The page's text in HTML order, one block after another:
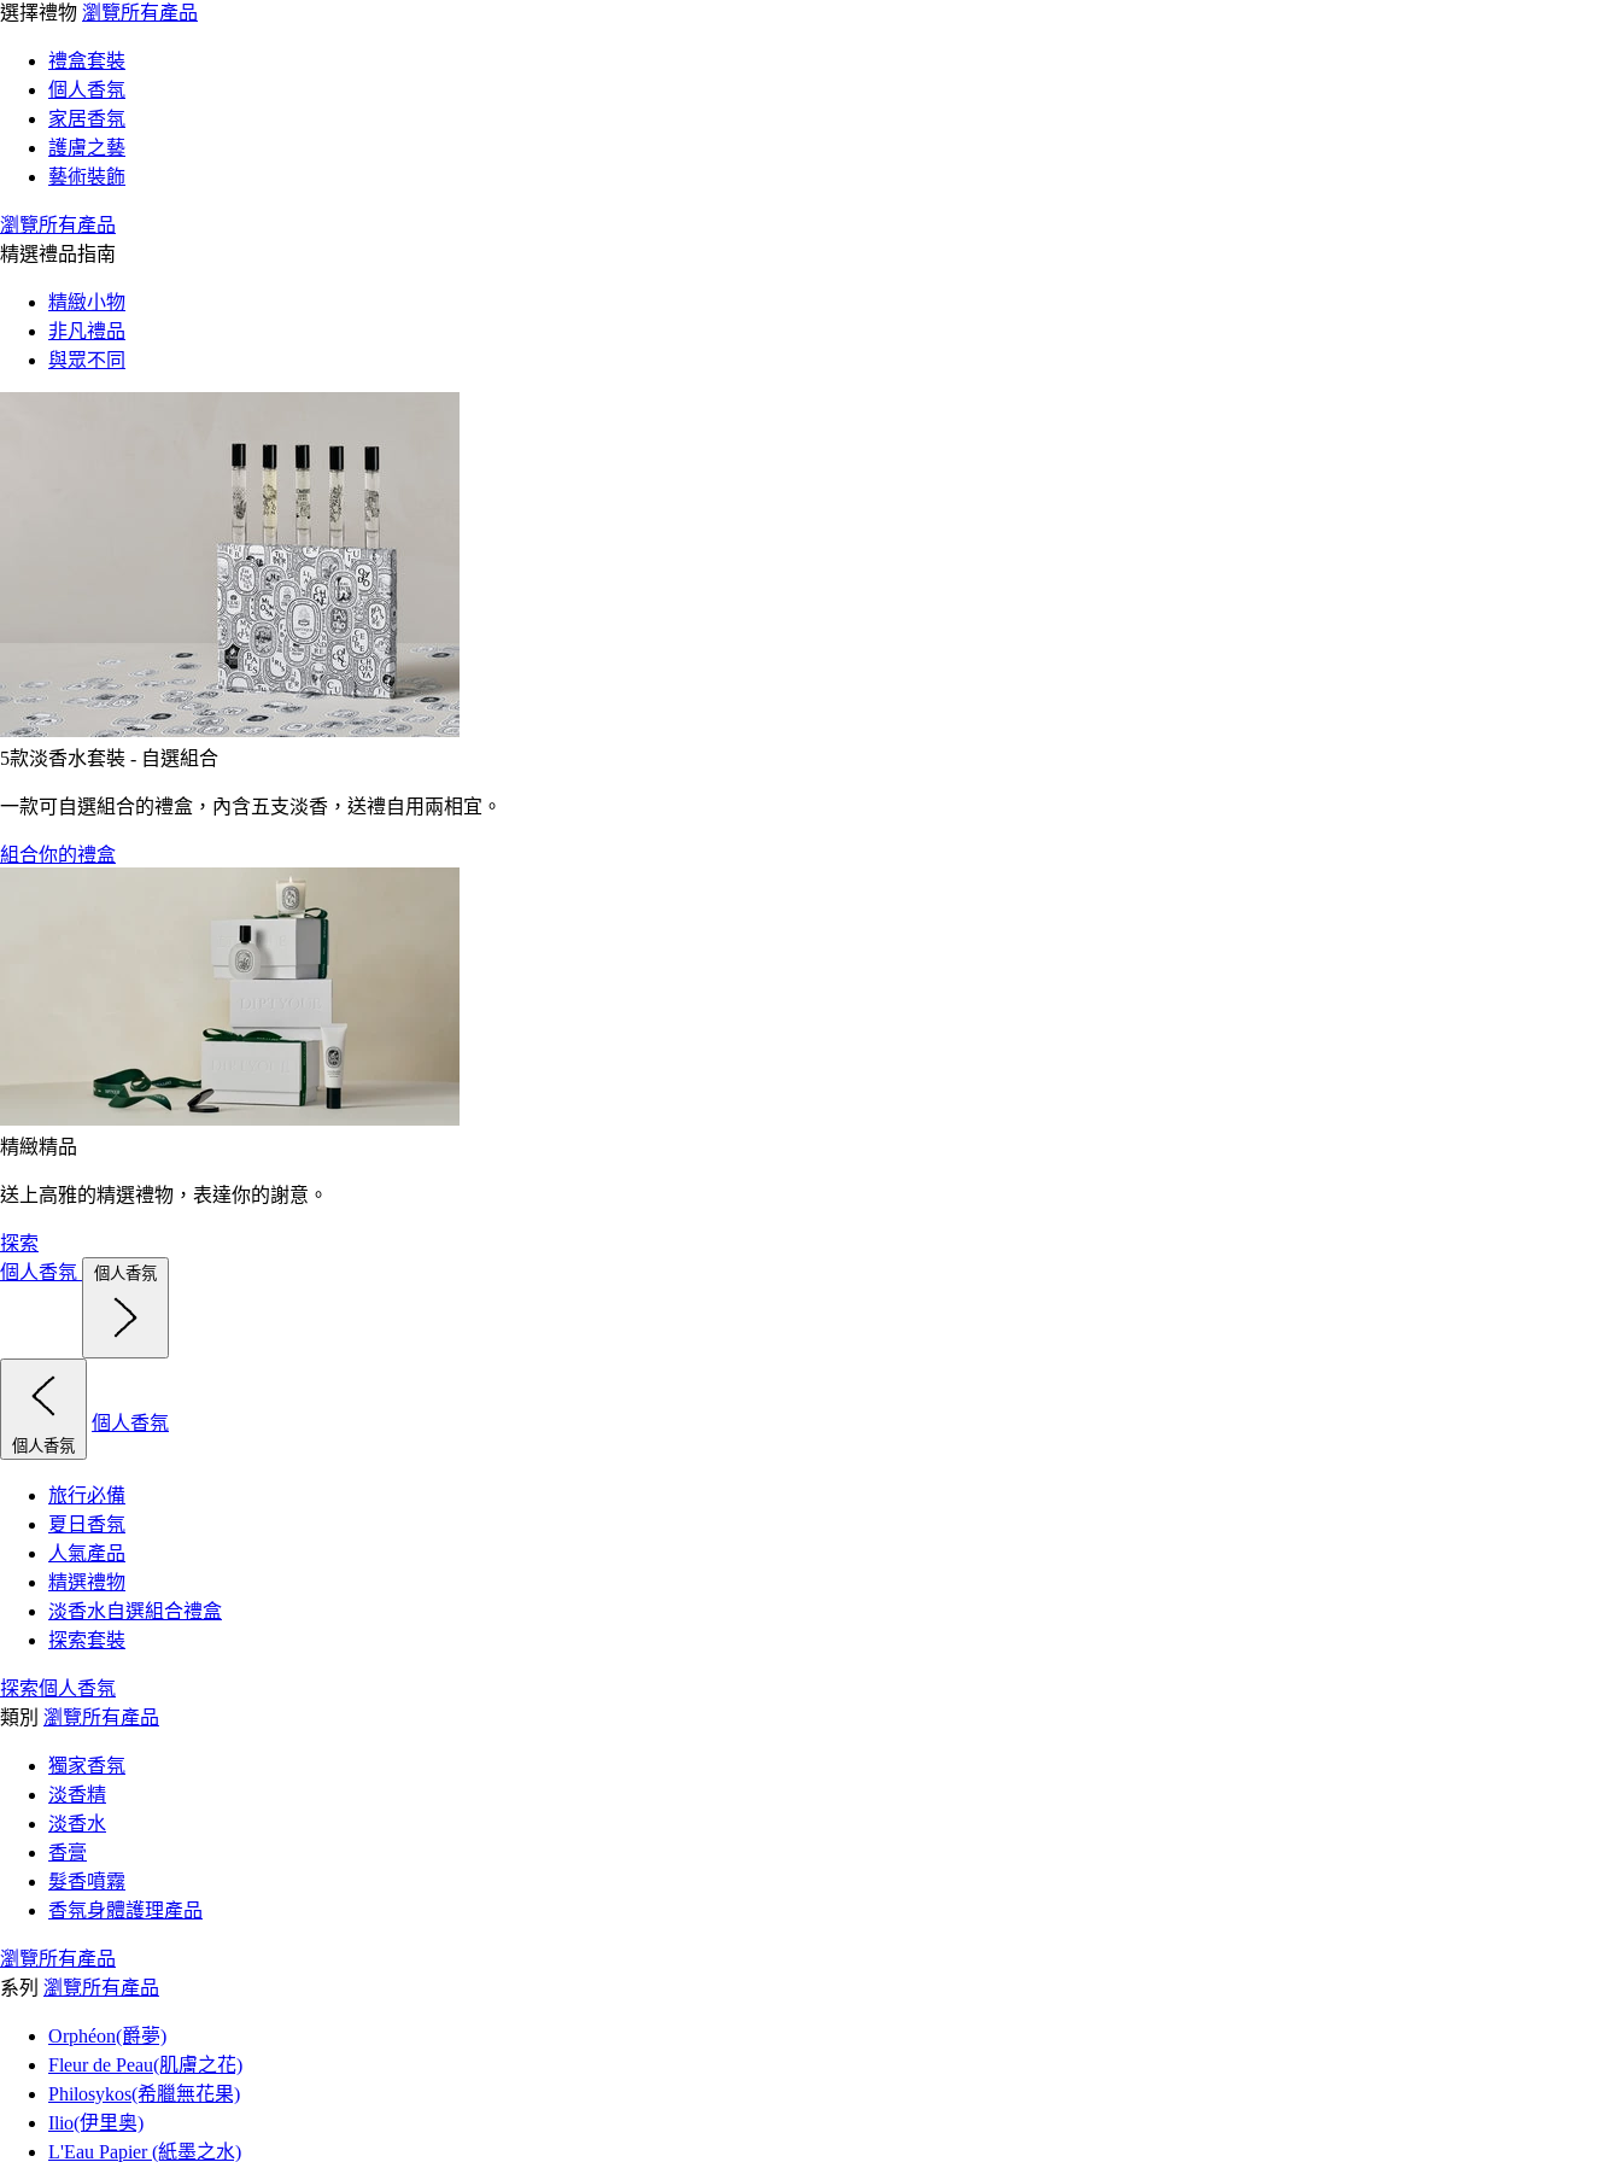
選擇禮物 瀏覽所有產品
禮盒套裝
個人香氛
家居香氛
護膚之藝
藝術裝飾
瀏覽所有產品
精選禮品指南
精緻小物
非凡禮品
與眾不同
5款淡香水套裝 - 自選組合
一款可自選組合的禮盒，內含五支淡香，送禮自用兩相宜。
組合你的禮盒
精緻精品
送上高雅的精選禮物，表達你的謝意。
探索
個人香氛
個人香氛
個人香氛
個人香氛
旅行必備
夏日香氛
人氣產品
精選禮物
淡香水自選組合禮盒
探索套裝
探索個人香氛
類別 瀏覽所有產品
獨家香氛
淡香精
淡香水
香膏
髮香噴霧
香氛身體護理產品
瀏覽所有產品
系列 瀏覽所有產品
Orphéon(爵夢)
Fleur de Peau(肌膚之花)
Philosykos(希臘無花果)
Ilio(伊里奥)
L'Eau Papier (紙墨之水)